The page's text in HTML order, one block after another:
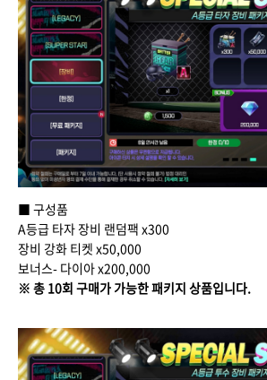
■ 구성품
A등급 타자 장비 랜덤팩 x300
장비 강화 티켓 x50,000
보너스- 다이아 x200,000
※ 총 10회 구매가 가능한 패키지 상품입니다.